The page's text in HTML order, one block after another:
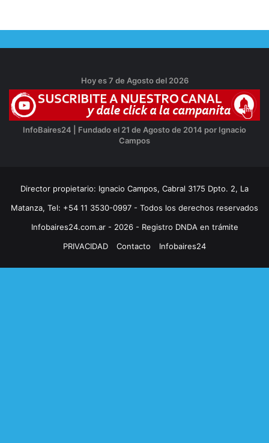
Hoy es 7 de Agosto del 2026
InfoBaires24 | Fundado el 21 de Agosto de 2014 por Ignacio
Campos
Director propietario: Ignacio Campos, Cabral 3175 Dpto. 2, La
Matanza, Tel: +54 11 3530-0997 - Todos los derechos reservados
Infobaires24.com.ar - 2026 - Registro DNDA en trámite
PRIVACIDAD
Contacto Infobaires24